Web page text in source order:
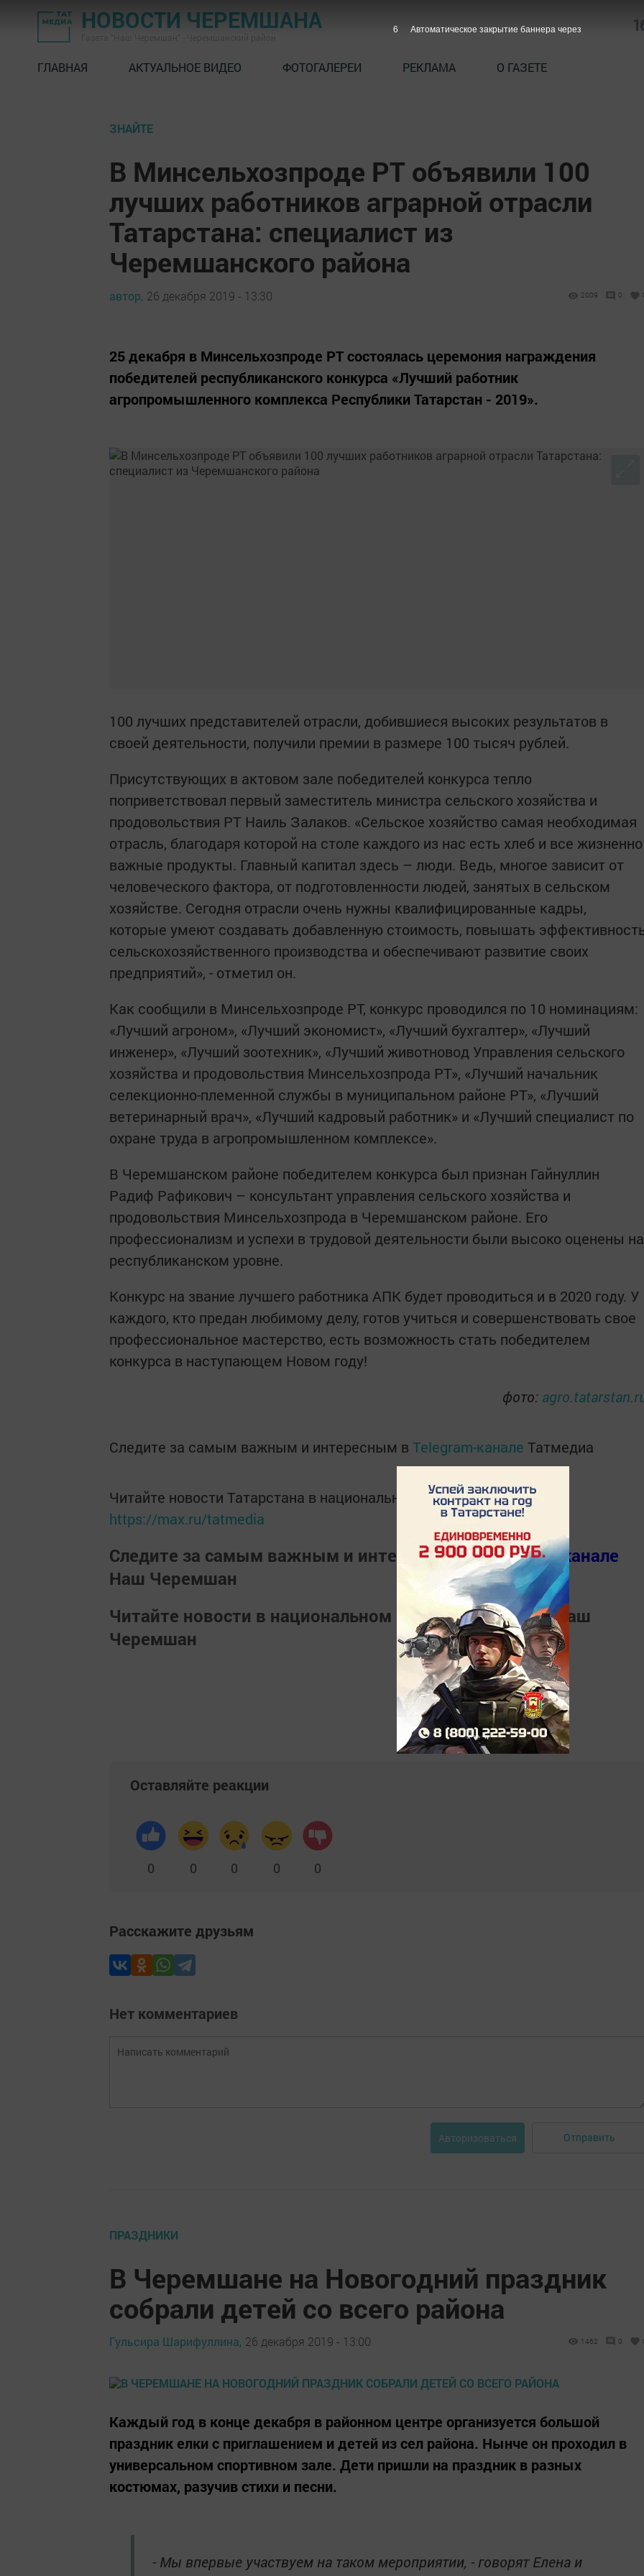
НОВОСТИ ЧЕРЕМШАНА
ГЛАВНАЯ АКТУАЛЬНОЕ ВИДЕО ФОТОГАЛЕРЕИ РЕКЛАМА О ГАЗЕТЕ
ЗНАЙТЕ
В Минсельхозпроде РТ объявили 100
лучших работников аграрной отрасли
Татарстана: специалист из
Черемшанского района
автор, 26 декабря 2019 - 13:30 2009 0
25 декабря в Минсельхозпроде РТ состоялась церемония награждения
победителей республиканского конкурса «Лучший работник
агропромышленного комплекса Республики Татарстан - 2019».
100 лучших представителей отрасли, добившиеся высоких результатов в
своей деятельности, получили премии в размере 100 тысяч рублей.
Присутствующих в актовом зале победителей конкурса тепло
поприветствовал первый заместитель министра сельского хозяйства и
продовольствия РТ Наиль Залаков. «Сельское хозяйство самая необходимая
отрасль, благодаря которой на столе каждого из нас есть хлеб и все жизненно
важные продукты. Главный капитал здесь – люди. Ведь, многое зависит от
человеческого фактора, от подготовленности людей, занятых в сельском
хозяйстве. Сегодня отрасли очень нужны квалифицированные кадры,
которые умеют создавать добавленную стоимость, повышать
сельскохозяйственного производства и обеспечивают развитие своих
предприятий», - отметил он.
Как сообщили в Минсельхозпроде РТ, конкурс проводился по 10 номинациям:
«Лучший агроном», «Лучший экономист», «Лучший бухгалтер», «Лучший
инженер», «Лучший зоотехник», «Лучший животновод Управления сельского
хозяйства и продовольствия Минсельхозпрода РТ», «Лучший начальник
селекционно-племенной службы в муниципальном районе РТ», «Лучший
ветеринарный врач», «Лучший кадровый работник» и «Лучший специалист по
охране труда в агропромышленном комплексе».
В Черемшанском районе победителем конкурса был признан Гайнуллин
Радиф Рафикович – консультант управления сельского хозяйства и
продовольствия Минсельхозпрода в Черемшанском районе. Его
профессионализм и успехи в трудовой деятельности были высоко оценены на
республиканском уровне.
Конкурс на звание лучшего работника АПК будет проводиться и в 2020 году. У
каждого, кто предан любимому делу, готов учиться и совершенствовать свое
профессиональное мастерство, есть возможность стать победителем
конкурса в наступающем Новом году!
фото:
Следите за самым важным и интересным в Telegram-канале Татмедиа
Читайте новости Татарстана в национальном мессенджере MАХ:
https://max.ru/tatmedia
Следите за самым важным и интересным вТелеграм канале
Наш Черемшан
Читайте новости в национальном мессенджереMАХНаш
Черемшан
Оставляйте реакции
0 0 0 0 0
Расскажите друзьям
Нет комментариев
Авторизоваться Отправить
ПРАЗДНИКИ
В Черемшане на Новогодний праздник
собрали детей со всего района
Гульсира Шарифуллина, 26 декабря 2019 - 13:00 1462 0
Каждый год в конце декабря в районном центре организуется большой
праздник елки с приглашением и детей из сел района. Нынче он проходил в
универсальном спортивном зале. Дети пришли на праздник в разных
костюмах, разучив стихи и песни.
- Мы впервые участвуем на таком мероприятии, - говорят Елена и
6 Автоматическое закрытие баннера через